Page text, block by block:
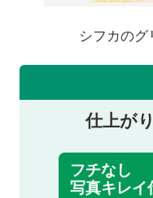
シフカの
仕上が
フチなし
写真キレイ